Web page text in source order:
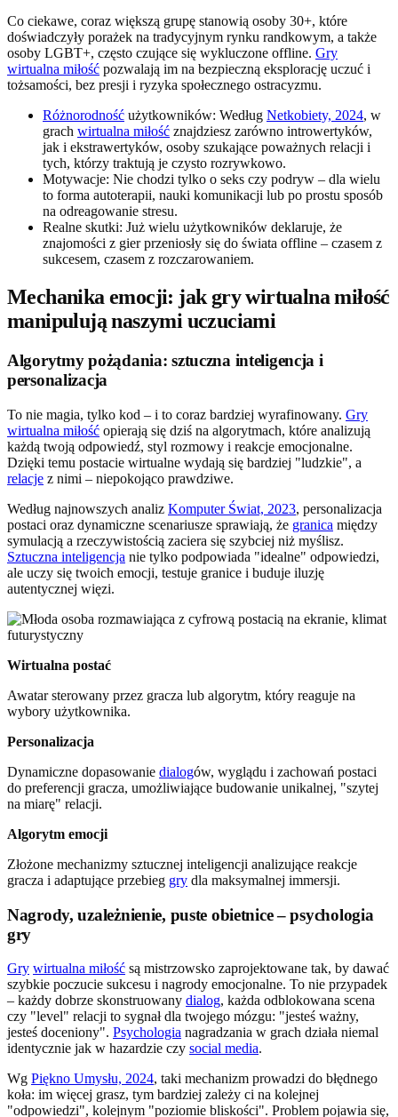
Co ciekawe, coraz większą grupę stanowią osoby 30+, które
doświadczyły porażek na tradycyjnym rynku randkowym, a także
osoby LGBT+, często czujące się wykluczone offline. Gry
wirtualna miłość pozwalają im na bezpieczną eksplorację uczuć i
tożsamości, bez presji i ryzyka społecznego ostracyzmu.
Różnorodność użytkowników: Według Netkobiety, 2024, w
grach wirtualna miłość znajdziesz zarówno introwertyków,
jak i ekstrawertyków, osoby szukające poważnych relacji i
tych, którzy traktują je czysto rozrywkowo.
Motywacje: Nie chodzi tylko o seks czy podryw – dla wielu
to forma autoterapii, nauki komunikacji lub po prostu sposób
na odreagowanie stresu.
Realne skutki: Już wielu użytkowników deklaruje, że
znajomości z gier przeniosły się do świata offline – czasem z
sukcesem, czasem z rozczarowaniem.
Mechanika emocji: jak gry wirtualna miłość
manipulują naszymi uczuciami
Algorytmy pożądania: sztuczna inteligencja i
personalizacja
To nie magia, tylko kod – i to coraz bardziej wyrafinowany. Gry
wirtualna miłość opierają się dziś na algorytmach, które analizują
każdą twoją odpowiedź, styl rozmowy i reakcje emocjonalne.
Dzięki temu postacie wirtualne wydają się bardziej "ludzkie", a
relacje z nimi – niepokojąco prawdziwe.
Według najnowszych analiz Komputer Świat, 2023, personalizacja
postaci oraz dynamiczne scenariusze sprawiają, że granica między
symulacją a rzeczywistością zaciera się szybciej niż myślisz.
Sztuczna inteligencja nie tylko podpowiada "idealne" odpowiedzi,
ale uczy się twoich emocji, testuje granice i buduje iluzję
autentycznej więzi.
Wirtualna postać
Awatar sterowany przez gracza lub algorytm, który reaguje na
wybory użytkownika.
Personalizacja
Dynamiczne dopasowanie dialogów, wyglądu i zachowań postaci
do preferencji gracza, umożliwiające budowanie unikalnej, "szytej
na miarę" relacji.
Algorytm emocji
Złożone mechanizmy sztucznej inteligencji analizujące reakcje
gracza i adaptujące przebieg gry dla maksymalnej immersji.
Nagrody, uzależnienie, puste obietnice – psychologia
gry
Gry wirtualna miłość są mistrzowsko zaprojektowane tak, by dawać
szybkie poczucie sukcesu i nagrody emocjonalne. To nie przypadek
– każdy dobrze skonstruowany dialog, każda odblokowana scena
czy "level" relacji to sygnał dla twojego mózgu: "jesteś ważny,
jesteś doceniony". Psychologia nagradzania w grach działa niemal
identycznie jak w hazardzie czy social media.
Wg Piękno Umysłu, 2024, taki mechanizm prowadzi do błędnego
koła: im więcej grasz, tym bardziej zależy ci na kolejnej
"odpowiedzi", kolejnym "poziomie bliskości". Problem pojawia się,